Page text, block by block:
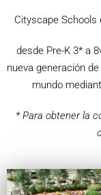
Cityscape
desde Pre-K 3* a
nueva generación
mundo
* Para obtener la